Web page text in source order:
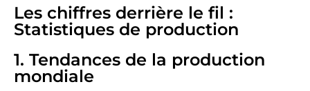
Les chiffres derrière le fil :
Statistiques de production
1. Tendances de la production
mondiale